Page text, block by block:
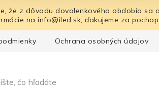
že z dôvodu dovolenkového obdobia
na info@iled.sk; ďakujeme za
Ochrana osobných údajov